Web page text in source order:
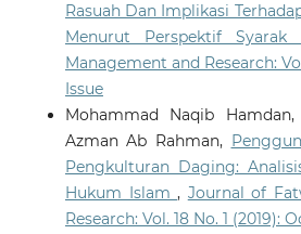
Rasuah Dan Implikasi
Menurut Perspektif Syarak
Management and Research:
Issue
Mohammad Naqib
Azman Ab Rahman,
Pengkulturan Daging:
Hukum Islam, Journal of
Research: Vol. 18 No. 1 (2019):